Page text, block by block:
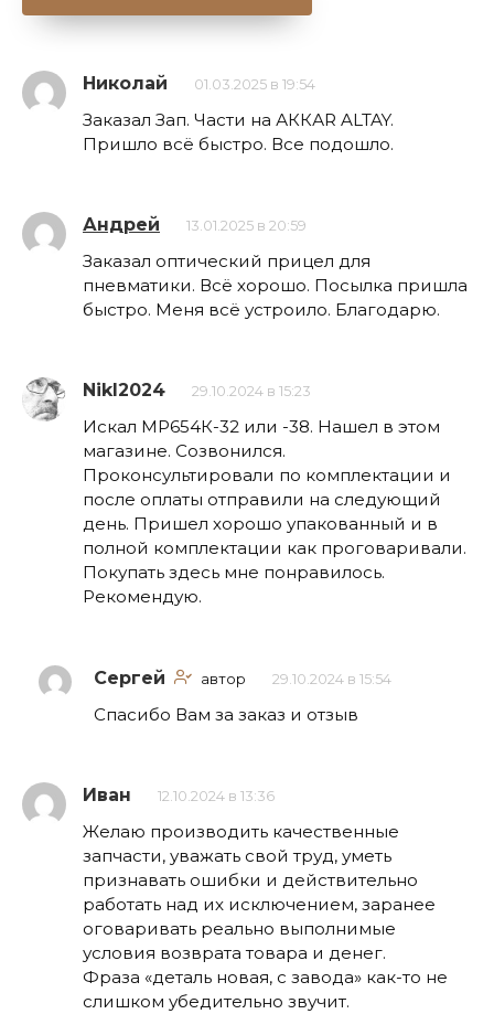
Николай 01.03.2025 в 19:54
Заказал Зап. Части на АККАR ALTAY.
Пришло всё быстро. Все подошло.
Андрей 13.01.2025 в 20:59
Заказал оптический прицел для
пневматики. Всё хорошо. Посылка пришла
быстро. Меня всё устроило. Благодарю.
NikI2024 29.10.2024 в 15:23
Искал МР654К-32 или -38. Нашел в этом
магазине. Созвонился.
Проконсультировали по комплектации и
после оплаты отправили на следующий
день. Пришел хорошо упакованный и в
полной комплектации как проговаривали.
Покупать здесь мне понравилось.
Рекомендую.
Сергей автор 29.10.2024 в 15:54
Спасибо Вам за заказ и отзыв
Иван 12.10.2024 в 13:36
Желаю производить качественные
запчасти, уважать свой труд, уметь
признавать ошибки и действительно
работать над их исключением, заранее
оговаривать реально выполнимые
условия возврата товара и денег.
Фраза «деталь новая, с завода» как-то не
слишком убедительно звучит.